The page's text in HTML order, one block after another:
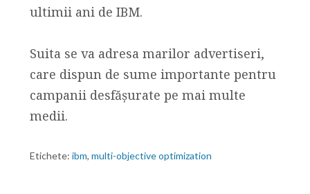
ultimii ani de IBM.
Suita se va adresa marilor advertiseri,
care dispun de sume importante pentru
campanii desfășurate pe mai multe
medii.
Etichete: ibm, multi-objective optimization